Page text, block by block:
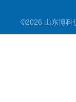
©2026 山东博